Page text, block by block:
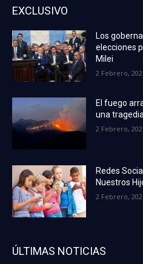
EXCLUSIVO
Los
elecciones
Milei
2 Febrero,
El fuego
una
2 Febrero,
Redes
Nuestros
2 Febrero,
ÚLTIMAS NOTICIAS